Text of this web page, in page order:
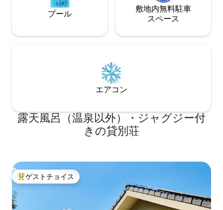
プール
敷地内無料駐⁠車
ス⁠ペ⁠ー⁠ス
エアコン
露天風呂（温泉以外）・ジャグジー付
きの貸別荘
大好評のゲストチョイスです。
ゲストチョイス